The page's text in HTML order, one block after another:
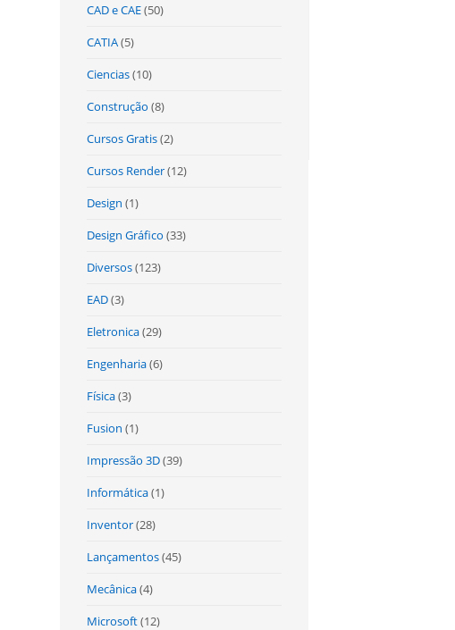
CAD e CAE(50)
CATIA(5)
Ciencias(10)
Construção (8)
Cursos Gratis(2)
Cursos Render(12)
Design (1)
Design Gráfico (33)
Diversos(123)
EAD(3)
Eletronica(29)
Engenharia(6)
Física(3)
Fusion (1)
Impressão 3D(39)
Informática(1)
Inventor(28)
Lançamentos(45)
Mecânica(4)
Microsoft(12)